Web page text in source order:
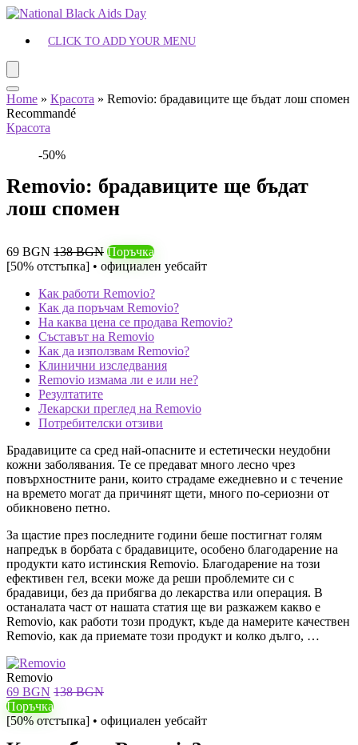
CLICK TO ADD YOUR MENU
Home » Красота » Removio: брадавиците ще бъдат лош спомен
Recommandé
Красота
-50%
Removio: брадавиците ще бъдат
лош спомен
69 BGN 138 BGN Поръчка
[50% отстъпка] • официален уебсайт
Как работи Removio?
Как да поръчам Removio?
На каква цена се продава Removio?
Съставът на Removio
Как да използвам Removio?
Клинични изследвания
Removio измама ли е или не?
Резултатите
Лекарски преглед на Removio
Потребителски отзиви
Брадавиците са сред най-опасните и естетически неудобни
кожни заболявания. Те се предават много лесно чрез
повърхностните рани, които страдаме ежедневно и с течение
на времето могат да причинят щети, много по-сериозни от
обикновено петно.
За щастие през последните години беше постигнат голям
напредък в борбата с брадавиците, особено благодарение на
продукти като истинския Removio. Благодарение на този
ефективен гел, всеки може да реши проблемите си с
брадавици, без да прибягва до лекарства или операция. В
останалата част от нашата статия ще ви разкажем какво е
Removio, как работи този продукт, къде да намерите качествен
Removio, как да приемате този продукт и колко дълго, …
Removio
69 BGN 138 BGN
Поръчка
[50% отстъпка] • официален уебсайт